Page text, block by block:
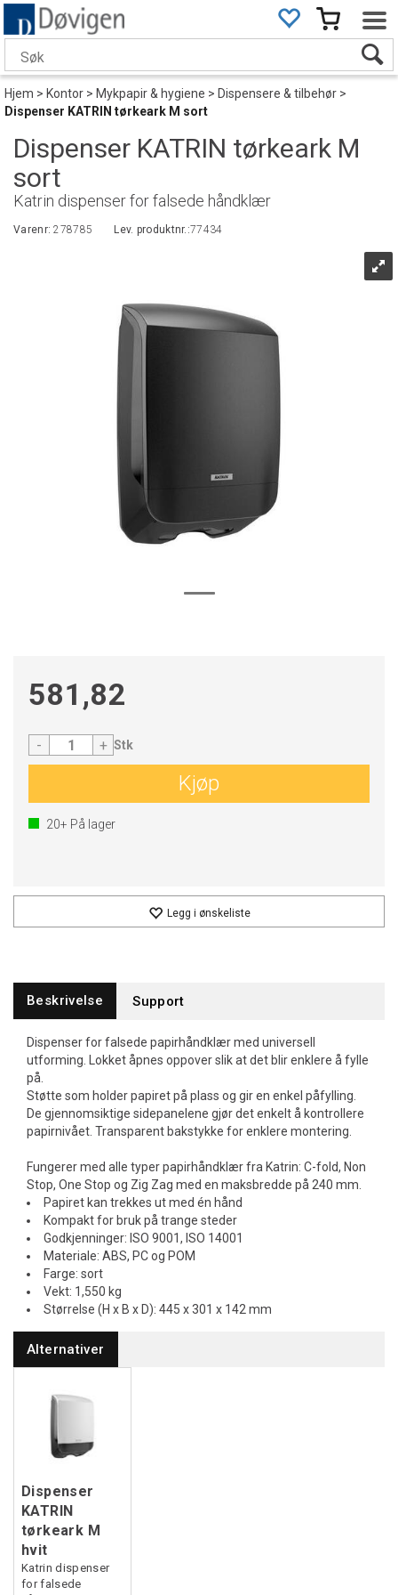
Hjem>Kontor>Mykpapir & hygiene>Dispensere & tilbehør>
Dispenser KATRIN tørkeark M sort
Dispenser KATRIN tørkeark M
sort
Katrin dispenser for falsede håndklær
Varenr:278785 Lev. produktnr.:77434
581,82
- + Stk
Kjøp
20+ På lager
Legg i ønskeliste
Beskrivelse Support
Dispenser for falsede papirhåndklær med universell
utforming. Lokket åpnes oppover slik at det blir enklere å fylle
på.
Støtte som holder papiret på plass og gir en enkel påfylling.
De gjennomsiktige sidepanelene gjør det enkelt å kontrollere
papirnivået. Transparent bakstykke for enklere montering.
Fungerer med alle typer papirhåndklær fra Katrin: C-fold, Non
Stop, One Stop og Zig Zag med en maksbredde på 240 mm.
Papiret kan trekkes ut med én hånd
Kompakt for bruk på trange steder
Godkjenninger: ISO 9001, ISO 14001
Materiale: ABS, PC og POM
Farge: sort
Vekt: 1,550 kg
Størrelse (H x B x D): 445 x 301 x 142 mm
Alternativer
Dispenser
KATRIN
tørkeark M
hvit
Katrin dispenser
for falsede